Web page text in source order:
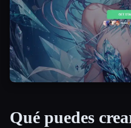
Esc
Qué puedes